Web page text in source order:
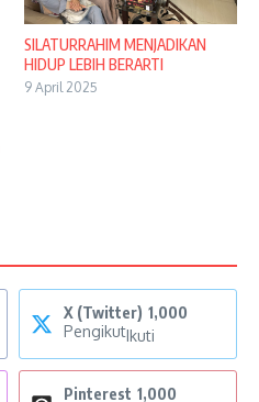
SILATURRAHIM MENJADIKAN
HIDUP LEBIH BERARTI
9 April 2025
X (Twitter) 1,000
PengikutIkuti
Pinterest 1,000